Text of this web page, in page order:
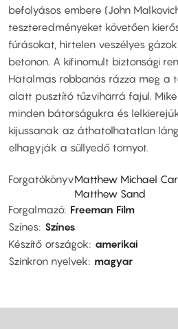
befolyásos embere (John
teszteredményeket követően
fúrásokat, hirtelen veszélyes
betonon. A kifinomult biztonsági
Hatalmas robbanás rázza meg a
alatt pusztító tűzviharrá fajul.
minden bátorságukra és
kijussanak az áthatolhatatlan
elhagyják a süllyedő tornyot.
ForgatókönyvMatthew Michael
Matthew Sand
Forgalmazó Freeman Film
Színes Színes
Készítő országok
amerikai
Szinkron nyelvek
magyar